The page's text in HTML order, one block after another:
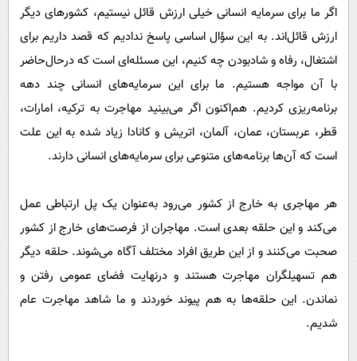
اگر ما برای سرمایه انسانی خیلی ارزش قائل نیستیم، کشور‌های دیگر
ارزش قائل‌اند. به این سؤال اساسی پاسخ ندادیم که قصد داریم برای
اشتغال، رفاه و شاد‌بودن چه کنیم، این مسئله‌ای است که در‌حال‌حاضر
با آن مواجه هستیم. ما برای این سرمایه‌های انسانی چند دهه
برنامه‌ریزی کردیم. هم‌اکنون اگر می‌بینید مهاجرت به ترکیه، امارات،
قطر، عربستان، عمان، آلمان، اتریش و کانادا زیاد شده به این علت
است که آن‌ها برنامه‌های متنوعی برای سرمایه‌های انسانی دارند.
هر مهاجری به خارج از کشور می‌رود به‌عنوان یک پل ارتباطی عمل
می‌کند و این حلقه بعدی است. مهاجران از فرصت‌های خارج از کشور
صحبت می‌کنند و از این طریق افراد مختلف آگاه می‌شوند. حلقه دیگر
هم تسهیلگران مهاجرت هستند و در‌نهایت فضای عمومی رفتن و
نماندن. این حلقه‌ها به هم پیوند خوردند و ما شاهد مهاجرت عام
شدیم.